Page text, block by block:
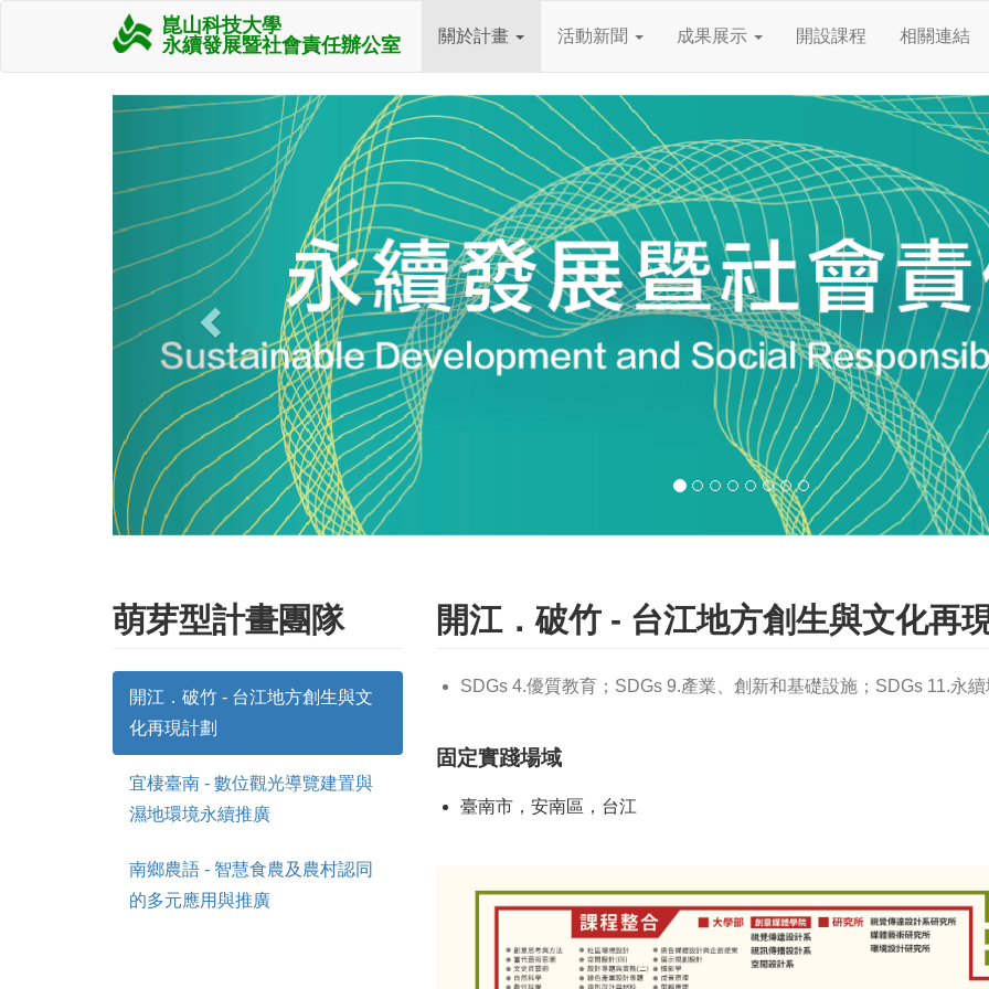
崑山科技大學
永續發展暨社會責任辦公室
關於計畫 活動新聞 成果展示 開設課程 相關連結
Previous
萌芽型計畫團隊
開江．破竹 - 台江地方創生與文
化再現計劃
宜棲臺南 - 數位觀光導覽建置與
濕地環境永續推廣
南鄉農語 - 智慧食農及農村認同
的多元應用與推廣
開江．破竹 - 台江地方創生與文化再
SDGs 4.優質教育；SDGs 9.產業、創新和基礎設施；SDGs 11.永
固定實踐場域
臺南市，安南區，台江